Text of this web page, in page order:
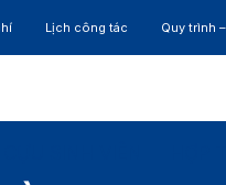
Lịch công tác Quy trình